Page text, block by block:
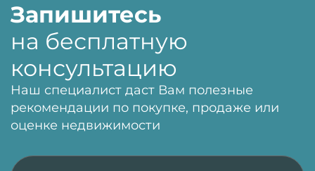
Запишитесь
на бесплатную
консультацию
Наш специалист даст Вам полезные
рекомендации по покупке, продаже или
оценке недвижимости